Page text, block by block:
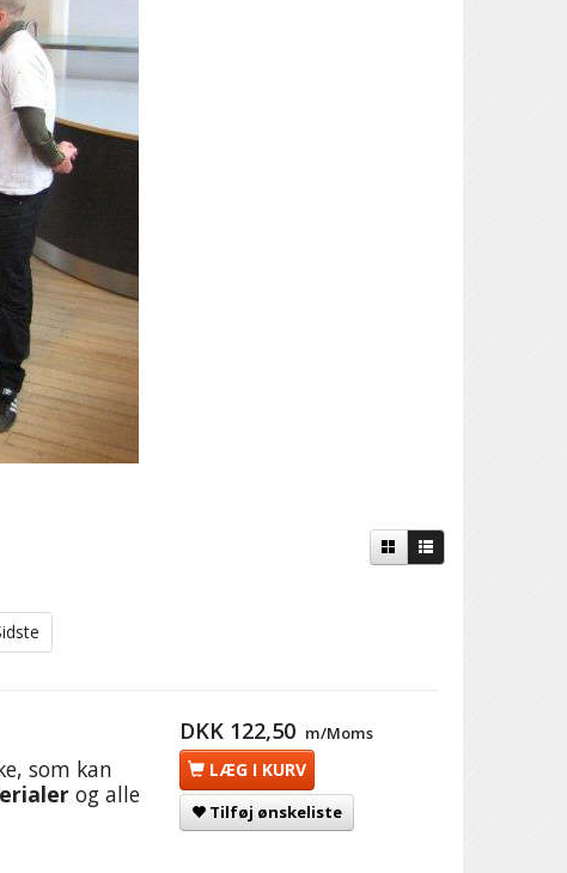
som kan
og alle
DKK 122,50 m/Moms
LÆG I KURV
Tilføj ønskeliste